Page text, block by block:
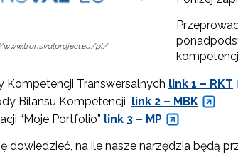
www.transvalproject.eu/pl/
Kompetencji Transwersalnych link 1 – RKT
Bilansu Kompetencji link 2 – MBK
“Moje Portfolio” link 3 – MP
dowiedzieć, na ile nasze narzędzia będą